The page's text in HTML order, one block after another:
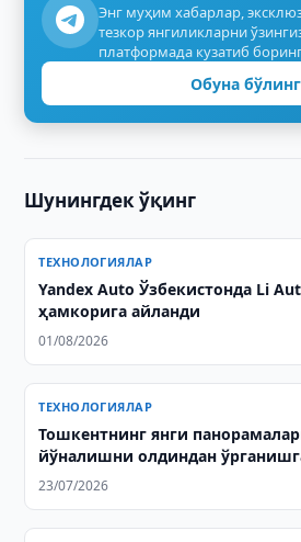
Энг муҳим хабарлар,
тезкор янгиликларни
платформада кузатиб
Обуна бўлинг
Шунингдек ўқинг
ТЕХНОЛОГИЯЛАР
Yandex Auto Ўзбекистонда Li
ҳамкорига айланди
01/08/2026
ТЕХНОЛОГИЯЛАР
Тошкентнинг янги
йўналишни олдиндан
23/07/2026